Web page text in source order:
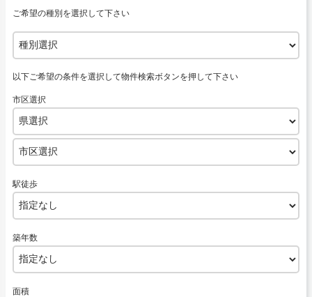
ご希望の種別を選択して下さい
以下ご希望の条件を選択して物件検索ボタンを押して下さい
市区選択
駅徒歩
築年数
面積